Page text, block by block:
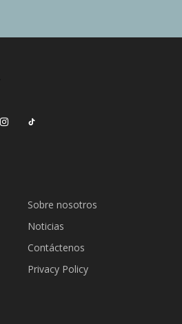
Sobre nosotros
Noticias
Contáctenos
Privacy Policy